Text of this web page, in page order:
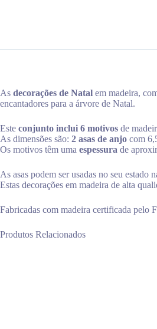
As decorações de Natal em madeira,
encantadores para a árvore de Natal.
Este conjunto inclui 6 motivos de
As dimensões são: 2 asas de anjo com
Os motivos têm uma espessura de
As asas podem ser usadas no seu
Estas decorações em madeira de alta
Fabricadas com madeira certificada pelo
Produtos Relacionados